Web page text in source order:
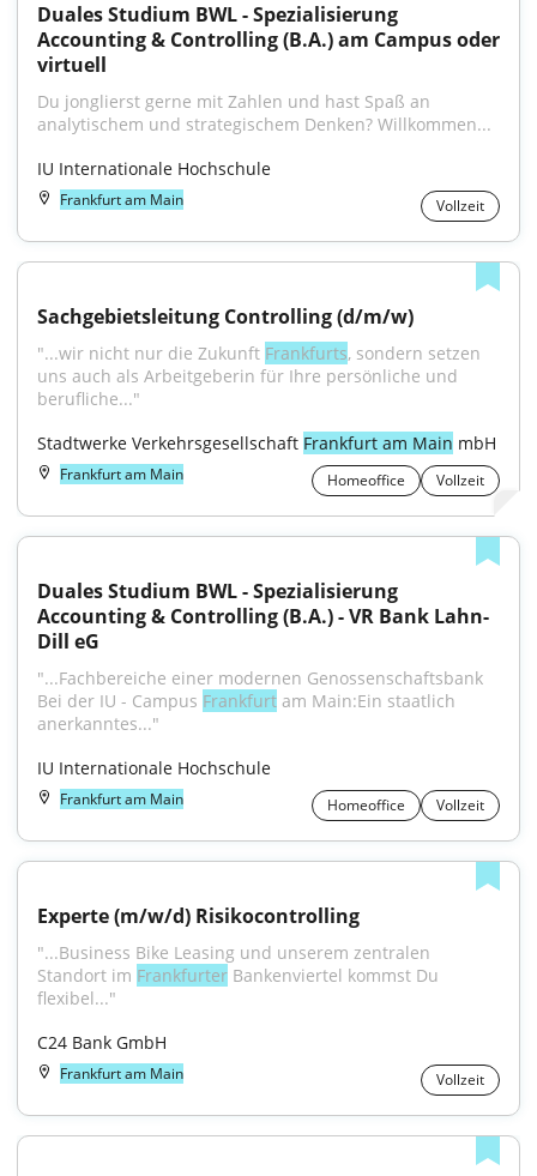
Duales Studium BWL - Spezialisierung
Accounting & Controlling (B.A.) am Campus oder
virtuell
Du jonglierst gerne mit Zahlen und hast Spaß an
analytischem und strategischem Denken? Willkommen...
IU Internationale Hochschule
Frankfurt am Main Vollzeit
Sachgebietsleitung Controlling (d/m/w)
"...wir nicht nur die Zukunft Frankfurts, sondern setzen
uns auch als Arbeitgeberin für Ihre persönliche und
berufliche..."
Stadtwerke Verkehrsgesellschaft Frankfurt am Main mbH
Frankfurt am Main Homeoffice Vollzeit
Duales Studium BWL - Spezialisierung
Accounting & Controlling (B.A.) - VR Bank Lahn-
Dill eG
"...Fachbereiche einer modernen Genossenschaftsbank
Bei der IU - Campus Frankfurt am Main:Ein staatlich
anerkanntes..."
IU Internationale Hochschule
Frankfurt am Main Homeoffice Vollzeit
Experte (m/w/d) Risikocontrolling
"...Business Bike Leasing und unserem zentralen
Standort im Frankfurter Bankenviertel kommst Du
flexibel..."
C24 Bank GmbH
Frankfurt am Main Vollzeit